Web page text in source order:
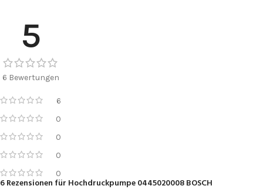
5
6 Bewertungen
6
0
0
0
0
6 Rezensionen für Hochdruckpumpe 0445020008 BOSCH